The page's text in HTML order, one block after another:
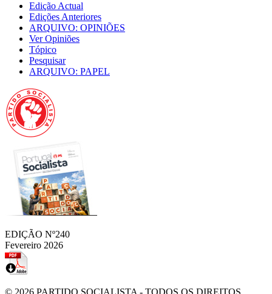
Edição Actual
Edições Anteriores
ARQUIVO: OPINIÕES
Ver Opiniões
Tópico
Pesquisar
ARQUIVO: PAPEL
EDIÇÃO Nº240
Fevereiro 2026
© 2026 PARTIDO SOCIALISTA - TODOS OS DIREITOS